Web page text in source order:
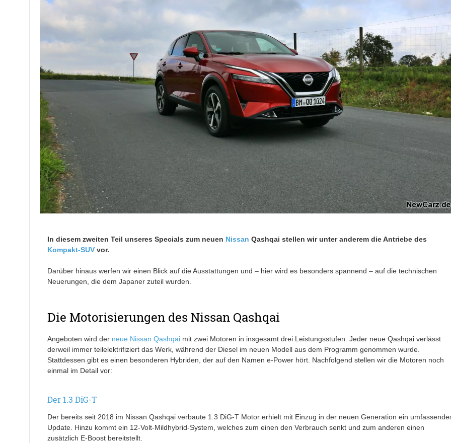
In diesem zweiten Teil unseres Specials zum neuen Nissan Qashqai stellen wir unter anderem die Antriebe des
Kompakt-SUVvor.
Darüber hinaus werfen wir einen Blick auf die Ausstattungen und – hier wird es besonders spannend – auf die technischen
Neuerungen, die dem Japaner zuteil wurden.
Die Motorisierungendes Nissan Qashqai
Angeboten wird der neue Nissan Qashqaimit zwei Motoren in insgesamt drei Leistungsstufen. Jeder neue Qashqai verlässt
derweil immer teilelektrifiziert das Werk, während der Diesel im neuen Modell aus dem Programm genommen wurde.
Stattdessen gibt es einen besonderen Hybriden, der auf den Namen e-Power hört. Nachfolgend stellen wir die Motoren noch
einmal im Detail vor:
Der 1.3 DiG-T
Der bereits seit 2018 im Nissan Qashqai verbaute 1.3 DiG-T Motor erhielt mit Einzug in der neuen Generation ein
Update. Hinzu kommt ein 12-Volt-Mildhybrid-System, welches zum einen den Verbrauch senkt und zum anderen einen
zusätzlich E-Boost bereitstellt.